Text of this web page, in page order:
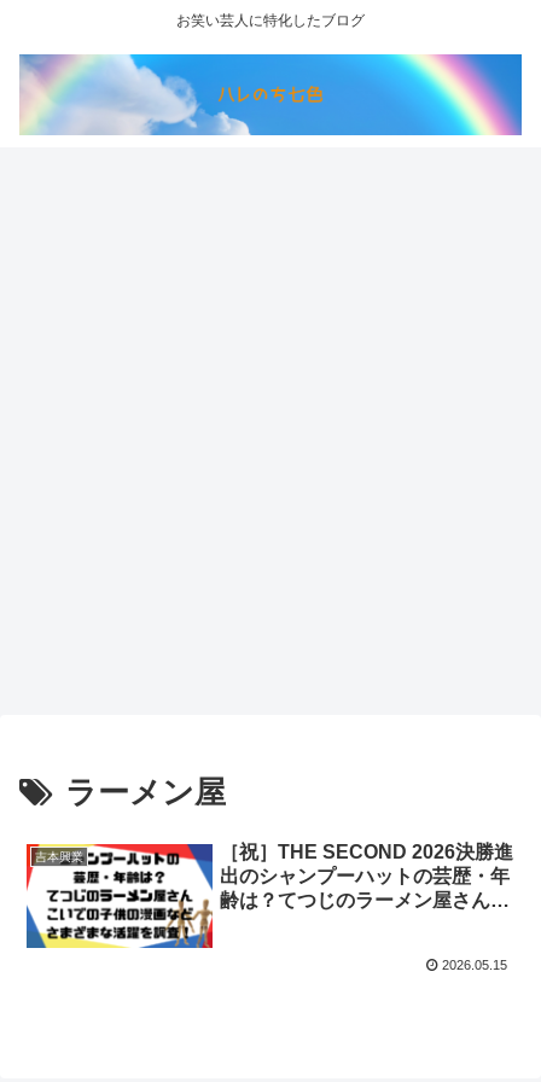
お笑い芸人に特化したブログ
ラーメン屋
吉本興業
［祝］THE SECOND 2026決勝進
出のシャンプーハットの芸歴・年
齢は？てつじのラーメン屋さん・
2026.05.15